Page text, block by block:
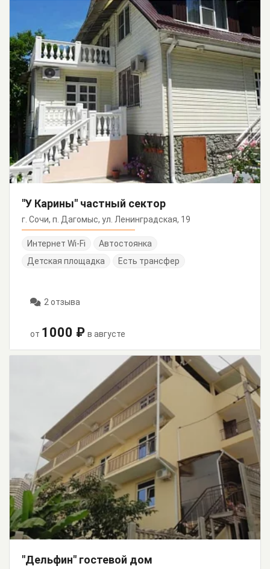
"У Карины" частный сектор
г. Сочи, п. Дагомыс, ул. Ленинградская, 19
Интернет Wi-Fi
Автостоянка
Детская площадка
Есть трансфер
2 отзыва
от 1000 ₽ в августе
"Дельфин" гостевой дом